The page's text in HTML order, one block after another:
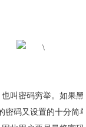
叫密码穷举。如果黑
密码又设置的十分简